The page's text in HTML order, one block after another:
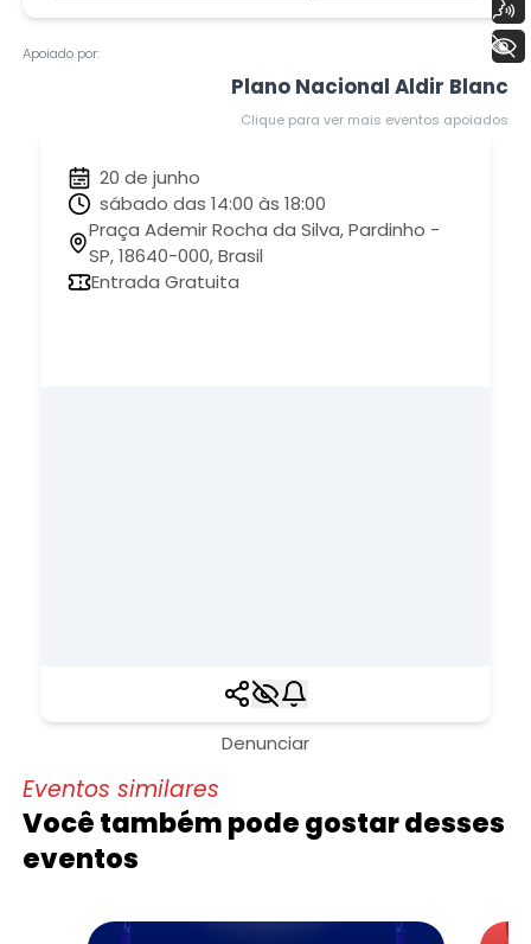
Apoiado por:
Plano Nacional Aldir Blanc
Clique para ver mais eventos apoiados
20 de junho
sábado das 14:00 às 18:00
Praça Ademir Rocha da Silva, Pardinho -
SP, 18640-000, Brasil
Entrada Gratuita
Denunciar
Eventos similares
Você também pode gostar desses
eventos